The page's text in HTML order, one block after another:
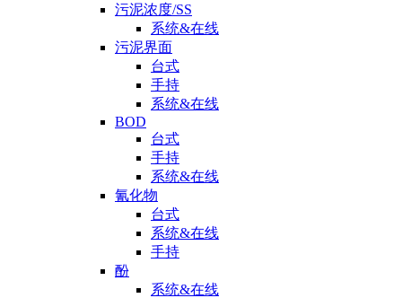
污泥浓度/SS
系统&在线
污泥界面
台式
手持
系统&在线
BOD
台式
手持
系统&在线
氰化物
台式
系统&在线
手持
酚
系统&在线